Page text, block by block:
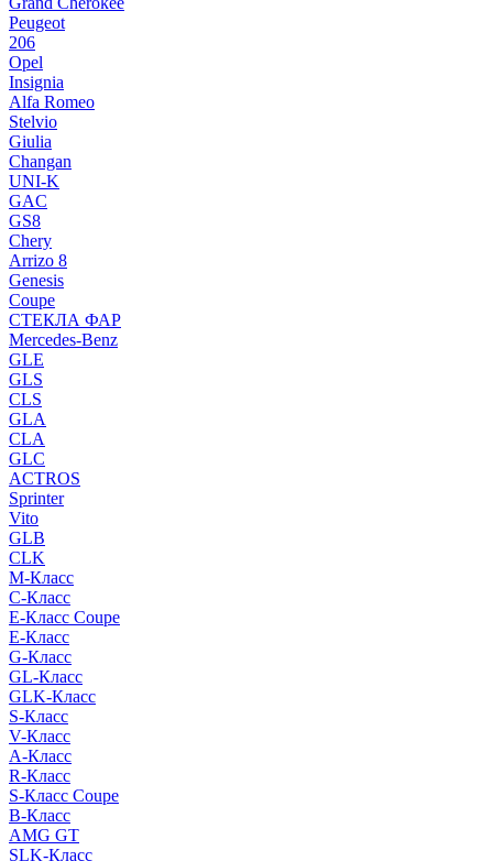
Peugeot
206
Opel
Insignia
Alfa Romeo
Stelvio
Giulia
Changan
UNI-K
GAC
GS8
Chery
Arrizo 8
Genesis
Coupe
СТЕКЛА ФАР
Mercedes-Benz
GLE
GLS
CLS
GLA
CLA
GLC
ACTROS
Sprinter
Vito
GLB
CLK
M-Класс
C-Класс
E-Класс Coupe
E-Класс
G-Класс
GL-Класс
GLK-Класс
S-Класс
V-Класс
A-Класс
R-Класс
S-Класс Сoupe
B-Класс
AMG GT
SLK-Класс